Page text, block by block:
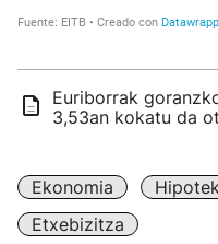
Euriborrak
3,53an kokatu da
Ekonomia
Etxebizitza